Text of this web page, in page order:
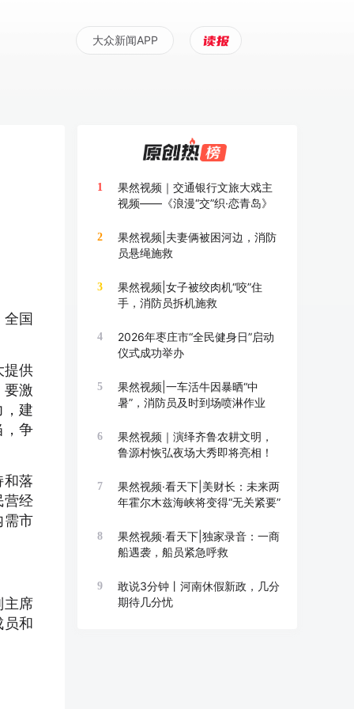
大众新闻APP
国
提供
要激
，建
，争
和落
营经
需市
主席
员和
1
果然视频｜交通银行文旅大戏主
视频——《浪漫“交”织·恋青岛》
2
果然视频|夫妻俩被困河边，消防
员悬绳施救
3
果然视频|女子被绞肉机“咬”住
手，消防员拆机施救
4
2026年枣庄市“全民健身日”启动
仪式成功举办
5
果然视频|一车活牛因暴晒“中
暑”，消防员及时到场喷淋作业
6
果然视频｜演绎齐鲁农耕文明，
鲁源村恢弘夜场大秀即将亮相！
7
果然视频·看天下|美财长：未来两
年霍尔木兹海峡将变得“无关紧要”
8
果然视频·看天下|独家录音：一商
船遇袭，船员紧急呼救
9
敢说3分钟丨河南休假新政，几分
期待几分忧